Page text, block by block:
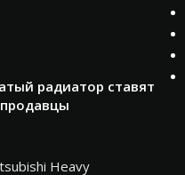
радиатор ставят